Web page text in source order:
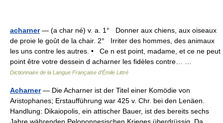
acharner— (a char né) v. a. 1° Donner aux chiens, aux oiseaux
de proie le goût de la chair. 2° Irriter des hommes, des animaux
les uns contre les autres. • Ce n est point, madame, et ce ne peut
point être votre dessein d acharner les fidèles contre… …
Dictionnaire de la Langue Française d'Émile Littré
Acharner— Die Acharner ist der Titel einer Komödie von
Aristophanes; Erstaufführung war 425 v. Chr. bei den Lenäen.
Handlung: Dikaiopolis, ein attischer Bauer, ist des bereits sechs